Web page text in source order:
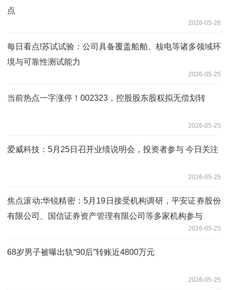
点
2026-05-26
每日看点!苏试试验：公司具备覆盖船舶、核电等诸多领域环
境与可靠性测试能力
2026-05-25
当前热点一字涨停！002323，控股股东股权拟无偿划转
2026-05-25
爱威科技：5月25日召开业绩说明会，投资者参与 今日关注
2026-05-25
焦点滚动:华锐精密：5月19日接受机构调研，平安证券股份
有限公司、国信证券资产管理有限公司等多家机构参与
2026-05-25
68岁男子被曝出轨“90后”转账近4800万元
2026-05-25